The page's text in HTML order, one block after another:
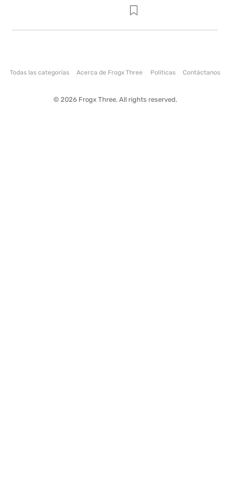
Todas las categorías Acerca de Frogx Three Politicas Contáctanos
© 2026 Frogx Three. All rights reserved.